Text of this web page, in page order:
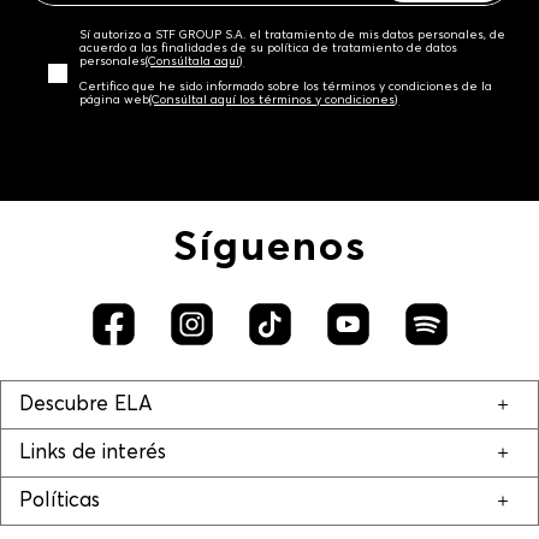
Sí autorizo a STF GROUP S.A. el tratamiento de mis datos personales, de
acuerdo a las finalidades de su política de tratamiento de datos
personales‎(Consúltala aquí)
Certifico que he sido informado sobre los términos y condiciones de la
página web‎(Consúltal aquí los términos y condiciones)
Síguenos
Descubre ELA
Links de interés
Políticas